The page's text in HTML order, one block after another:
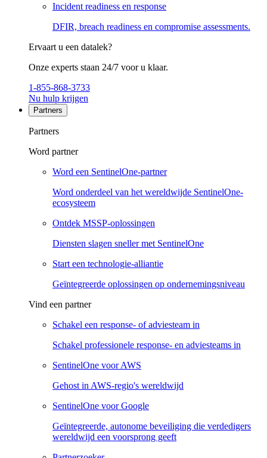
Incident readiness en response
DFIR, breach readiness en compromise assessments.
Ervaart u een datalek?
Onze experts staan 24/7 voor u klaar.
1-855-868-3733
Nu hulp krijgen
Partners
Partners
Word partner
Word een SentinelOne-partner
Word onderdeel van het wereldwijde SentinelOne-
ecosysteem
Ontdek MSSP-oplossingen
Diensten slagen sneller met SentinelOne
Start een technologie-alliantie
Geïntegreerde oplossingen op ondernemingsniveau
Vind een partner
Schakel een response- of adviesteam in
Schakel professionele response- en adviesteams in
SentinelOne voor AWS
Gehost in AWS-regio's wereldwijd
SentinelOne voor Google
Geïntegreerde, autonome beveiliging die verdedigers
wereldwijd een voorsprong geeft